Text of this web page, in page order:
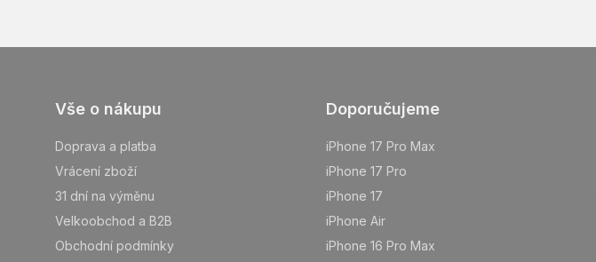
Vše o nákupu
Doprava a platba
Vrácení zboží
31 dní na výměnu
Velkoobchod a B2B
Obchodní podmínky
Doporučujeme
iPhone 17 Pro Max
iPhone 17 Pro
iPhone 17
iPhone Air
iPhone 16 Pro Max